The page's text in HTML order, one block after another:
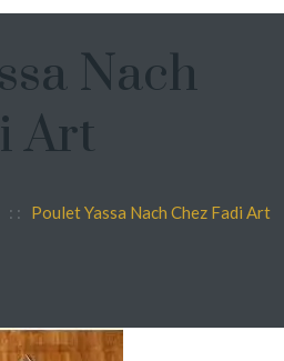
Nach
Art
: : Poulet Yassa Nach Chez Fadi Art